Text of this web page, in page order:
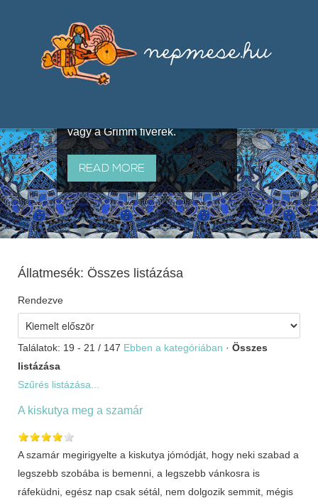
útján terjedő elbeszélésekből,
melyeket olyan ismert gyűjtők
állítottak össze, mint Benedek
vagy a Grimm fivérek.
READ MORE
Állatmesék: Összes listázása
Rendezve
Találatok: 19 - 21 / 147 Ebben a kategóriában · Összes
listázása
Szűrés listázása...
A kiskutya meg a szamár
A szamár megirigyelte a kiskutya jómódját, hogy neki szabad a
legszebb szobába is bemenni, a legszebb vánkosra is
ráfeküdni, egész nap csak sétál, nem dolgozik semmit, mégis